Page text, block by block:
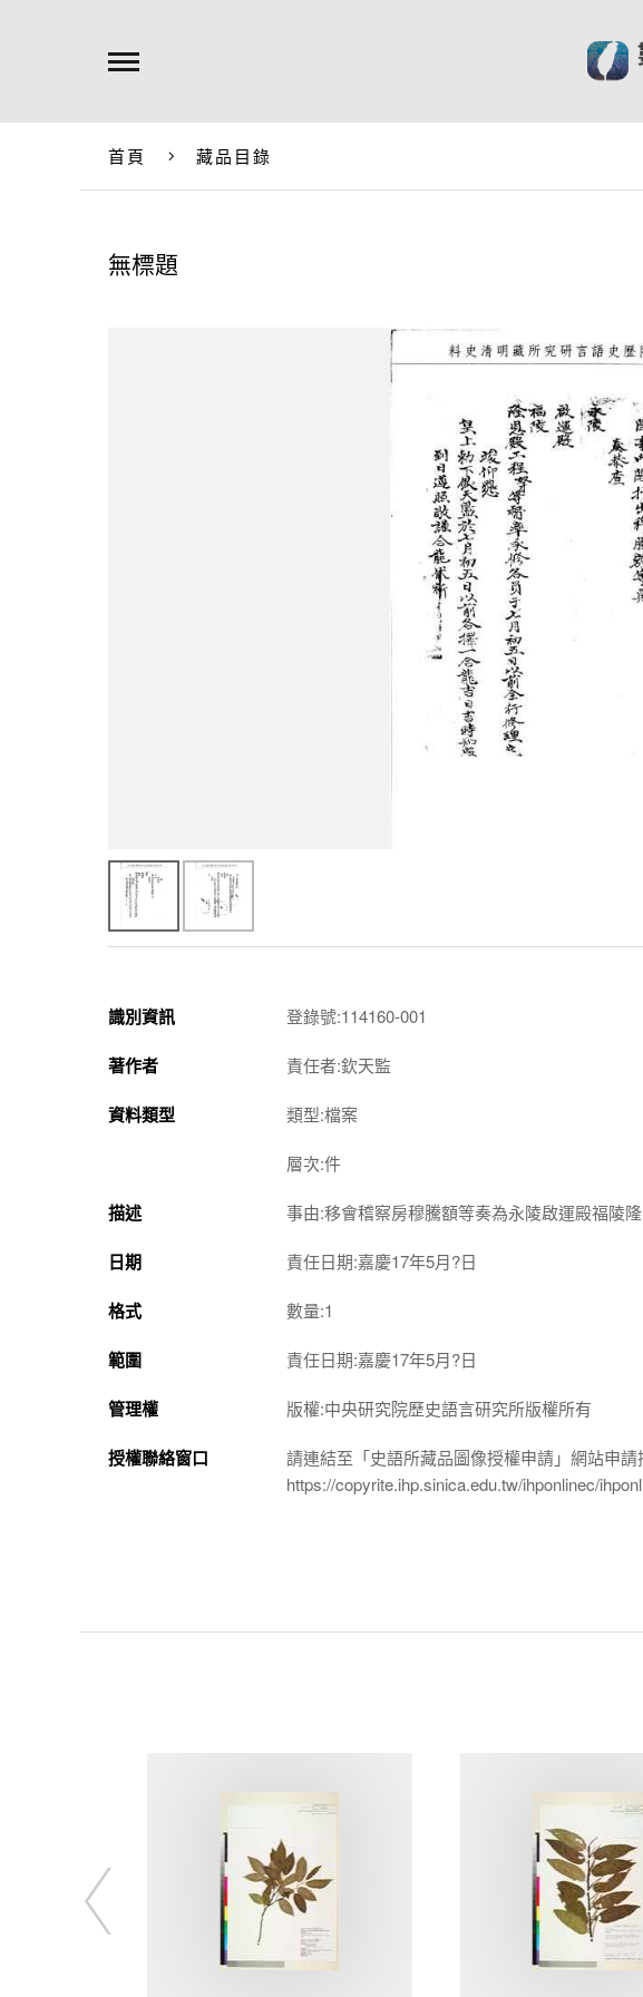
首頁 藏品目錄
無標題
識別資訊 登錄號:114160-001
著作者 責任者:欽天監
資料類型 類型:檔案
層次:件
描述 事由:移會稽察房穆騰額等奏為永陵啟運殿福陵
日期 責任日期:嘉慶17年5月?日
格式 數量:1
範圍 責任日期:嘉慶17年5月?日
管理權 版權:中央研究院歷史語言研究所版權所有
授權聯絡窗口
請連結至「史語所藏品圖像授權申請」網站申請
https://copyrite.ihp.sinica.edu.tw/ihponlinec/